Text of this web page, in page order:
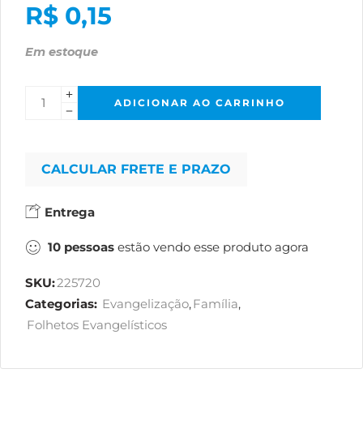
R$ 0,15
Em estoque
ADICIONAR AO CARRINHO
CALCULAR FRETE E PRAZO
Entrega
10 pessoas estão vendo esse produto agora
SKU:225720
Categorias: Evangelização,Família,
Folhetos Evangelísticos